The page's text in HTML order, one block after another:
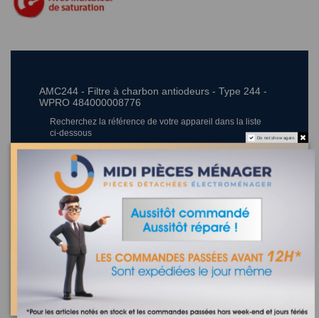
AMC244 - Filtre à charbon antiodeurs - Type 244 -
WPRO 484000008776
Recherchez la référence de votre appareil dans la liste
ci-dessous
Où trouver la référence de mon appareil ?
3 appareils compatibles.
Les clients qui ont acheté ce produit ont également acheté :
Do not show again.